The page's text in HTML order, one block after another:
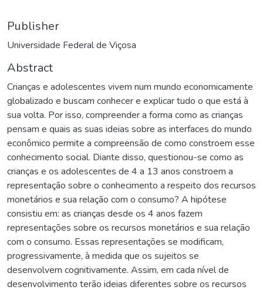
Publisher
Universidade Federal de Viçosa
Abstract
Crianças e adolescentes vivem num mundo economicamente
globalizado e buscam conhecer e explicar tudo o que está à
sua volta. Por isso, compreender a forma como as crianças
pensam e quais as suas ideias sobre as interfaces do mundo
econômico permite a compreensão de como constroem esse
conhecimento social. Diante disso, questionou-se como as
crianças e os adolescentes de 4 a 13 anos constroem a
representação sobre o conhecimento a respeito dos recursos
monetários e sua relação com o consumo? A hipótese
consistiu em: as crianças desde os 4 anos fazem
representações sobre os recursos monetários e sua relação
com o consumo. Essas representações se modificam,
progressivamente, à medida que os sujeitos se
desenvolvem cognitivamente. Assim, em cada nível de
desenvolvimento terão ideias diferentes sobre os recursos